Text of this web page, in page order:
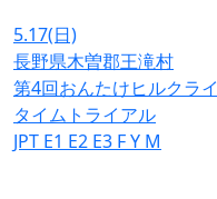
5.17(日)
長野県木曽郡王滝村
第4回おんたけヒルクラ
タイムトライアル
JPT E1 E2 E3 FY M